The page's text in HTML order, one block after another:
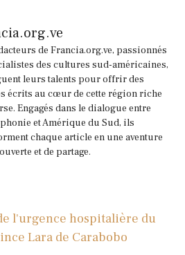
de Francia.org.ve, passionnés
des cultures sud-américaines,
leurs talents pour offrir des
écrits au cœur de cette région riche
Engagés dans le dialogue entre
et Amérique du Sud, ils
chaque article en une aventure
et de partage.
l'urgence hospitalière du
Lara de Carabobo